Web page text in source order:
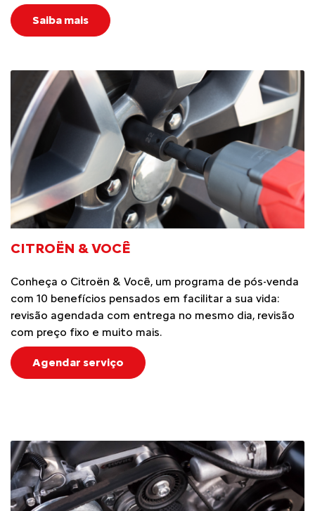
Saiba mais
CITROËN & VOCÊ
Conheça o Citroën & Você, um programa de pós-venda
com 10 benefícios pensados em facilitar a sua vida:
revisão agendada com entrega no mesmo dia, revisão
com preço fixo e muito mais.
Agendar serviço